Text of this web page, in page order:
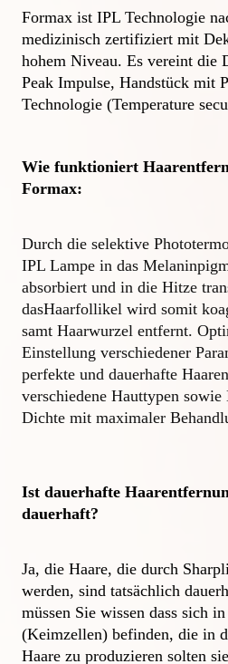
Formax ist IPL Technologie
medizinisch zertifiziert mit
hohem Niveau. Es vereint die
Peak Impulse, Handstück mit
Technologie (Temperature
Wie funktioniert
Formax:
Durch die selektive
IPL Lampe in das
absorbiert und in die Hitze
dasHaarfollikel wird somit
samt Haarwurzel entfernt.
Einstellung verschiedener
perfekte und dauerhafte
verschiedene Hauttypen
Dichte mit maximaler
Ist dauerhafte
dauerhaft?
Ja, die Haare, die durch
werden, sind tatsächlich
müssen Sie wissen dass sich
(Keimzellen) befinden, die in
Haare zu produzieren solten